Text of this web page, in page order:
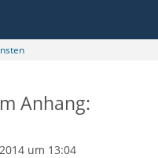
Anhang:
um 13:04